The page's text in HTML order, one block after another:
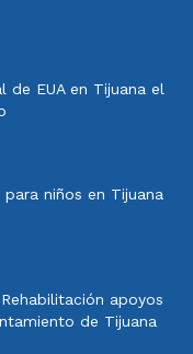
de EUA en Tijuana el
para niños en Tijuana
apoyos
de Tijuana